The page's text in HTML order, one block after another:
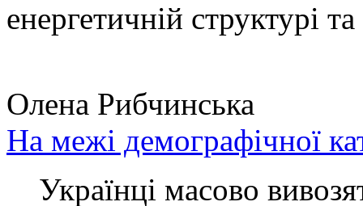
енергетичній структурі
Олена Рибчинська
На межі демографічної
Українці масово